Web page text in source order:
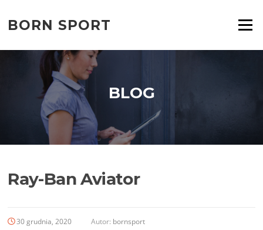
treściBORN SPORT Menu
BLOG
Ray-Ban Aviator
30 grudnia, 2020 Autor: bornsport